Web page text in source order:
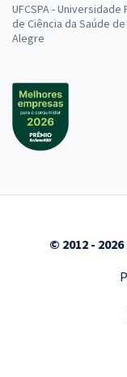
UFCSPA - Universidade
de Ciência da Saúde
Alegre
© 2012 -